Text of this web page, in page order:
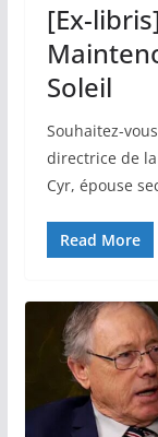
[Ex-
Soleil
Souhaitez-
directrice de la
Cyr, épouse
Read More